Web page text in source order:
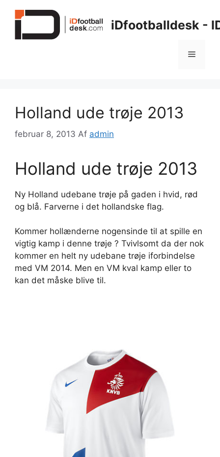
iDfootballdesk -
Menu
Holland ude trøje 2013
februar 8, 2013 Af admin
Holland ude trøje 2013
Ny Holland udebane trøje på gaden i hvid, rød
og blå. Farverne i det hollandske flag.
Kommer hollænderne nogensinde til at spille en
vigtig kamp i denne trøje ? Tvivlsomt da der nok
kommer en helt ny udebane trøje iforbindelse
med VM 2014. Men en VM kval kamp eller to
kan det måske blive til.